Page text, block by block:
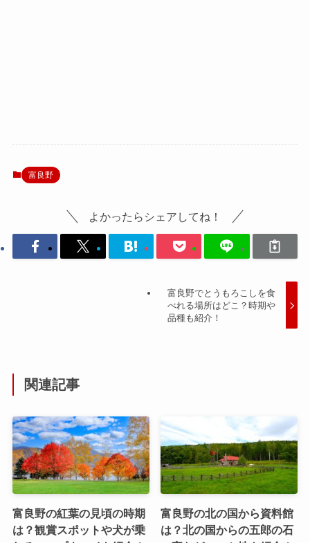
富良野
よかったらシェアしてね！
富良野でとうもろこしを食
べれる場所はどこ？時期や
品種も紹介！
関連記事
富良野の紅葉の見頃の時期
は？観賞スポットや犬が乗
富良野の北の国から資料館
は？北の国からの五郎の石